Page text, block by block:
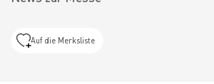
Auf die Merksliste